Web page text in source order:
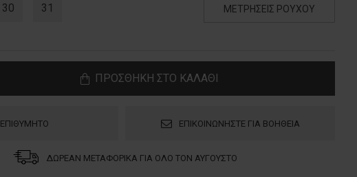
30 31 ΜΕΤΡΗΣΕΙΣ ΡΟΥΧΟΥ
ΠΡΟΣΘΗΚΗ ΣΤΟ ΚΑΛΑΘΙ
ΕΠΙΘΥΜΗΤΟ ΕΠΙΚΟΙΝΩΝΗΣΤΕ ΓΙΑ ΒΟΗΘΕΙΑ
ΔΩΡΕΑΝ ΜΕΤΑΦΟΡΙΚΑ ΓΙΑ ΟΛΟ ΤΟΝ ΑΥΓΟΥΣΤΟ